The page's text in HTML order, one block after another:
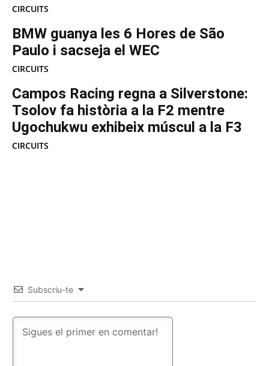
CIRCUITS
BMW guanya les 6 Hores de São
Paulo i sacseja el WEC
CIRCUITS
Campos Racing regna a Silverstone:
Tsolov fa història a la F2 mentre
Ugochukwu exhibeix múscul a la F3
CIRCUITS
Subscriu-te